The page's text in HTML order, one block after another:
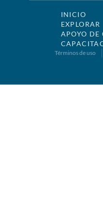
INICIO
EXPLORAR
APOYO DE
Términos de uso